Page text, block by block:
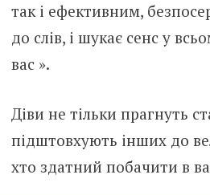
так і ефективним,
до слів, і шукає сенс у
вас ».
Діви не тільки прагнуть
підштовхують інших до
хто здатний побачити в